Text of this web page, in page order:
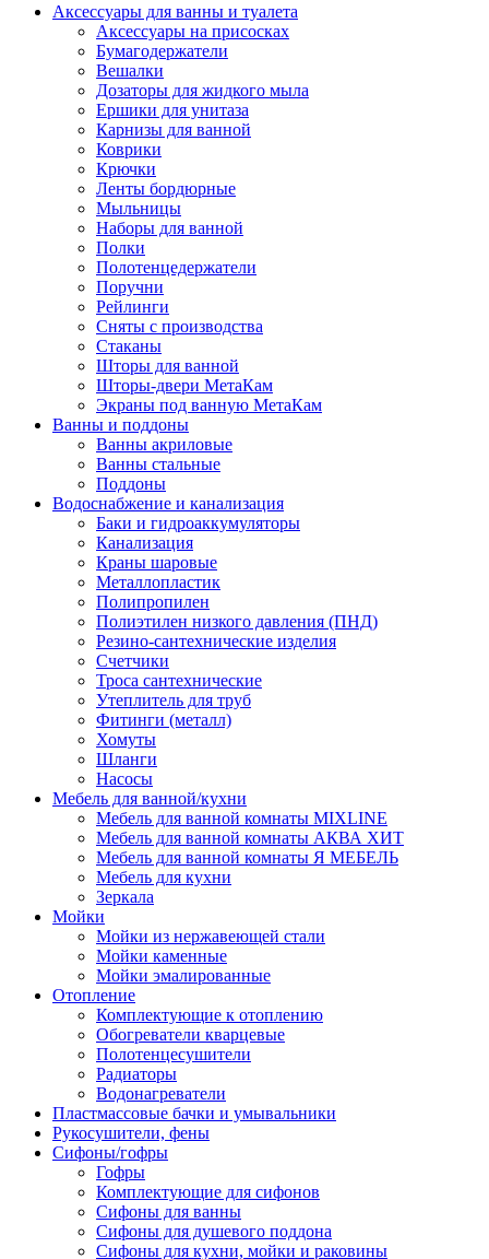
Аксессуары для ванны и туалета
Аксессуары на присосках
Бумагодержатели
Вешалки
Дозаторы для жидкого мыла
Ершики для унитаза
Карнизы для ванной
Коврики
Крючки
Ленты бордюрные
Мыльницы
Наборы для ванной
Полки
Полотенцедержатели
Поручни
Рейлинги
Сняты с производства
Стаканы
Шторы для ванной
Шторы-двери МетаКам
Экраны под ванную МетаКам
Ванны и поддоны
Ванны акриловые
Ванны стальные
Поддоны
Водоснабжение и канализация
Баки и гидроаккумуляторы
Канализация
Краны шаровые
Металлопластик
Полипропилен
Полиэтилен низкого давления (ПНД)
Резино-сантехнические изделия
Счетчики
Троса сантехнические
Утеплитель для труб
Фитинги (металл)
Хомуты
Шланги
Насосы
Мебель для ванной/кухни
Мебель для ванной комнаты MIXLINE
Мебель для ванной комнаты АКВА ХИТ
Мебель для ванной комнаты Я МЕБЕЛЬ
Мебель для кухни
Зеркала
Мойки
Мойки из нержавеющей стали
Мойки каменные
Мойки эмалированные
Отопление
Комплектующие к отоплению
Обогреватели кварцевые
Полотенцесушители
Радиаторы
Водонагреватели
Пластмассовые бачки и умывальники
Рукосушители, фены
Сифоны/гофры
Гофры
Комплектующие для сифонов
Сифоны для ванны
Сифоны для душевого поддона
Сифоны для кухни, мойки и раковины